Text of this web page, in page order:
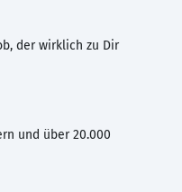
der wirklich zu Dir
und über 20.000